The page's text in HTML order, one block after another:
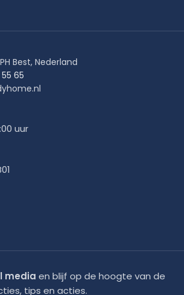
Best, Nederland
65
uur
media en blijf op de hoogte van de
tips en acties.